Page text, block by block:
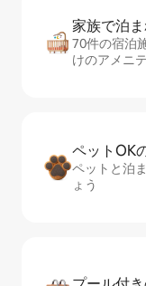
家族で泊
70件の宿泊
けのアメニ
ペットOK
ペットと泊
ょう